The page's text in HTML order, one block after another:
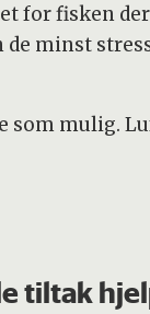
for fisken
minst
som mulig.
tiltak